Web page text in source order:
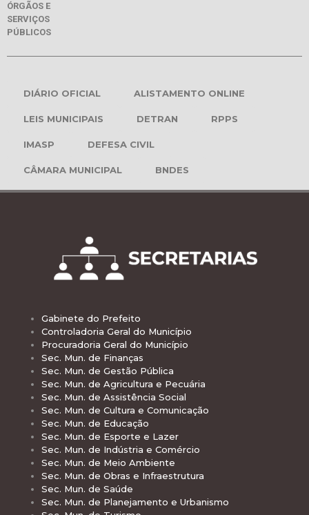
ÓRGÃOS E
SERVIÇOS
PÚBLICOS
DIÁRIO OFICIAL ALISTAMENTO ONLINE
LEIS MUNICIPAIS DETRAN RPPS
IMASP DEFESA CIVIL
CÂMARA MUNICIPAL BNDES
Gabinete do Prefeito
Controladoria Geral do Município
Procuradoria Geral do Município
Sec. Mun. de Finanças
Sec. Mun. de Gestão Pública
Sec. Mun. de Agricultura e Pecuária
Sec. Mun. de Assistência Social
Sec. Mun. de Cultura e Comunicação
Sec. Mun. de Educação
Sec. Mun. de Esporte e Lazer
Sec. Mun. de Indústria e Comércio
Sec. Mun. de Meio Ambiente
Sec. Mun. de Obras e Infraestrutura
Sec. Mun. de Saúde
Sec. Mun. de Planejamento e Urbanismo